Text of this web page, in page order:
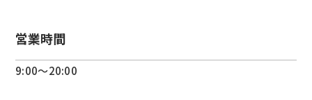
営業時間
9:00～20:00